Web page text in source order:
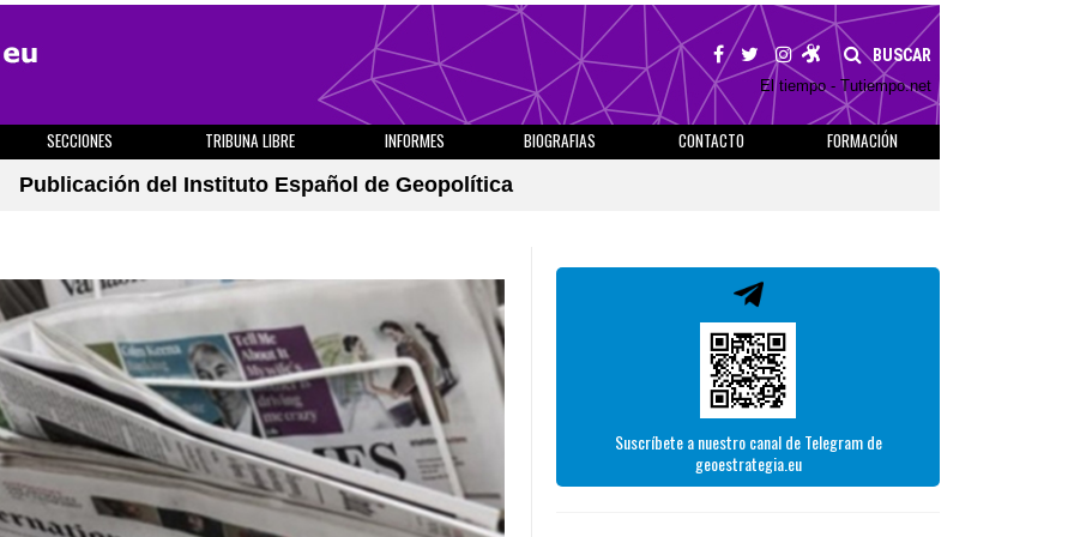
BUSCAR
El tiempo - Tutiempo.net
SECCIONES TRIBUNA LIBRE INFORMES BIOGRAFIAS CONTACTO
FORMACIÓN
Publicación del Instituto Español de Geopolítica
Suscríbete a nuestro canal de Telegram de
geoestrategia.eu